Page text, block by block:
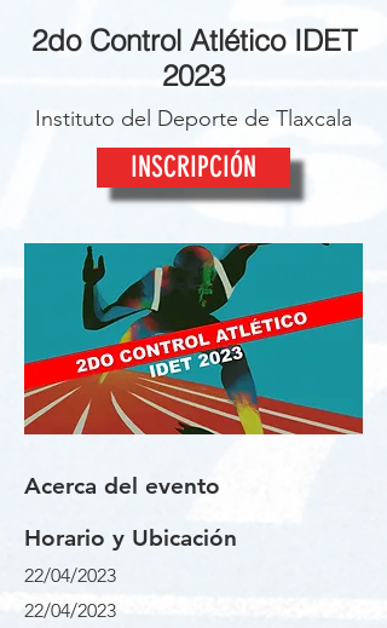
2do Control Atlético IDET
2023
Instituto del Deporte de Tlaxcala
INSCRIPCIÓN
Acerca del evento
Horario y Ubicación
22/04/2023
22/04/2023